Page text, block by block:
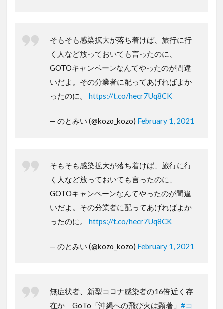
そもそも感染拡大が落ち着けば、旅行に行
く人など放っておいても言ったのに、
GOTOキャンペーンなんてやったのが間違
いだよ。その分業者に配ってあげればよか
ったのに。 https://t.co/hecr7Uq8CK
— のとみい (@kozo_kozo) February 1, 2021
そもそも感染拡大が落ち着けば、旅行に行
く人など放っておいても言ったのに、
GOTOキャンペーンなんてやったのが間違
いだよ。その分業者に配ってあげればよか
ったのに。 https://t.co/hecr7Uq8CK
— のとみい (@kozo_kozo) February 1, 2021
無症状者、新型コロナ感染者の16倍近く存
在か GoTo「沖縄への飛び火は顕著」 #コ